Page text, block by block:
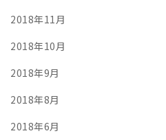
2018年11月
2018年10月
2018年9月
2018年8月
2018年6月